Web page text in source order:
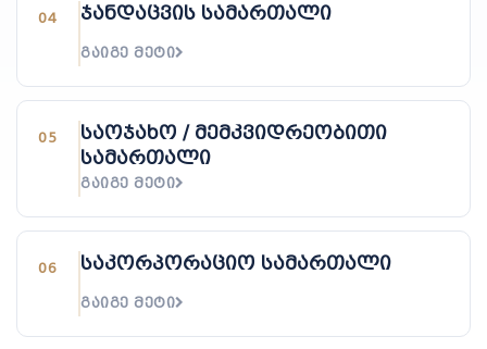
04 ჯანდაცვის სამართალი
ᲒᲐᲘᲒᲔ ᲛᲔᲢᲘ
05
საოჯახო / მემკვიდრეობითი
სამართალი
ᲒᲐᲘᲒᲔ ᲛᲔᲢᲘ
06 საკორპორაციო სამართალი
ᲒᲐᲘᲒᲔ ᲛᲔᲢᲘ